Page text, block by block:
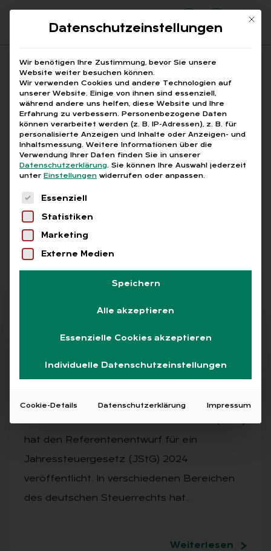
Suchfeld
Suchen
Breadcrumb-Navigation
STARTSEITE BETRIEBSSTÄTTENFINANZAMT
Alle Bei­trä­ge mit dem
Schlag­wort „Be­triebs­
stät­ten­fi­nanz­amt“
Alle Free Abo L+G +
AUSGABE 4/2024
hat den Referentenentwurf für ein
Jahressteuergesetz (JStG) 2024
veröffentlicht. In verschiedenen Bereichen
des deutschen Steuerrechts hat…
Weiterlesen
Mit
Datenschutzeinstellungen
Wir benötigen Ihre Zustimmung, bevor Sie unsere
Website weiter besuchen können.
Wir verwenden Cookies und andere Technologien auf
unserer Website. Einige von ihnen sind essenziell,
während andere uns helfen, diese Website und Ihre
Erfahrung zu verbessern. Personenbezogene Daten
können verarbeitet werden (z. B. IP-Adressen), z. B. für
personalisierte Anzeigen und Inhalte oder Anzeigen- und
Inhaltsmessung. Weitere Informationen über die
Verwendung Ihrer Daten finden Sie in unserer
Datenschutzerklärung. Sie können Ihre Auswahl jederzeit
unter Einstellungen widerrufen oder anpassen.
Es folgt eine Liste der Service-Gruppen, für
Essenziell
Statistiken
Marketing
Externe Medien
Speichern
Alle akzeptieren
Essenzielle Cookies akzeptieren
Individuelle Datenschutzeinstellungen
Cookie-Details Datenschutzerklärung Impressum